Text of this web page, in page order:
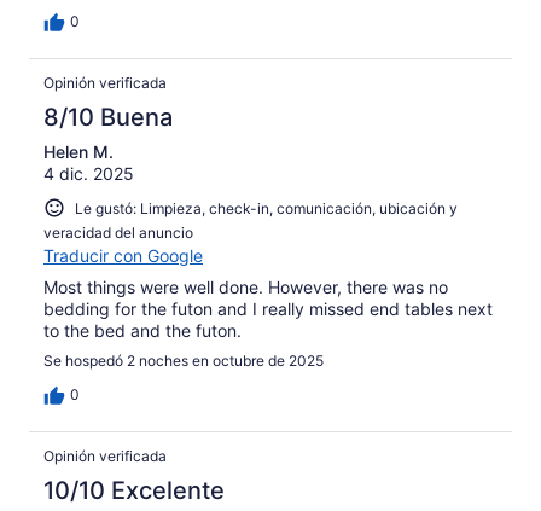
0
Opinión verificada
8/10 Buena
Helen M.
4 dic. 2025
Le gustó: Limpieza, check-in, comunicación, ubicación y
veracidad del anuncio
Traducir con Google
Most things were well done. However, there was no
bedding for the futon and I really missed end tables next
to the bed and the futon.
Se hospedó 2 noches en octubre de 2025
0
Opinión verificada
10/10 Excelente